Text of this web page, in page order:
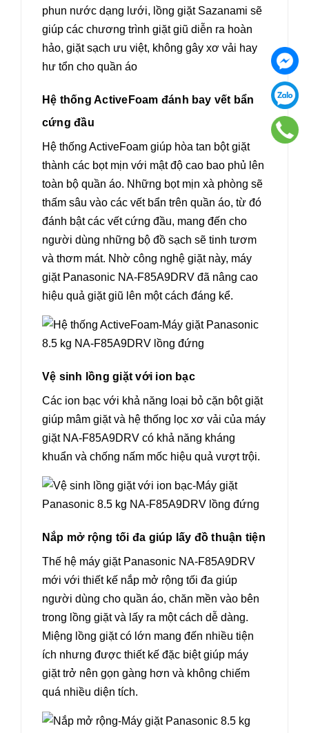
phun nước dạng lưới, lồng giặt Sazanami sẽ
giúp các chương trình giặt giũ diễn ra hoàn
hảo, giặt sạch ưu việt, không gây xơ vải hay
hư tổn cho quần áo
Hệ thống ActiveFoam đánh bay vết bẩn
cứng đầu
Hệ thống ActiveFoam giúp hòa tan bột giặt
thành các bọt mịn với mật độ cao bao phủ lên
toàn bộ quần áo. Những bọt mịn xà phòng sẽ
thấm sâu vào các vết bẩn trên quần áo, từ đó
đánh bật các vết cứng đầu, mang đến cho
người dùng những bộ đồ sạch sẽ tinh tươm
và thơm mát. Nhờ công nghệ giặt này, máy
giặt Panasonic NA-F85A9DRV đã nâng cao
hiệu quả giặt giũ lên một cách đáng kể.
Vệ sinh lồng giặt với ion bạc
Các ion bạc với khả năng loại bỏ cặn bột giặt
giúp mâm giặt và hệ thống lọc xơ vải của máy
giặt NA-F85A9DRV có khả năng kháng
khuẩn và chống nấm mốc hiệu quả vượt trội.
Nắp mở rộng tối đa giúp lấy đồ thuận tiện
Thế hệ máy giặt Panasonic NA-F85A9DRV
mới với thiết kế nắp mở rộng tối đa giúp
người dùng cho quần áo, chăn mền vào bên
trong lồng giặt và lấy ra một cách dễ dàng.
Miệng lồng giặt có lớn mang đến nhiều tiện
ích nhưng được thiết kế đặc biệt giúp máy
giặt trở nên gọn gàng hơn và không chiếm
quá nhiều diện tích.